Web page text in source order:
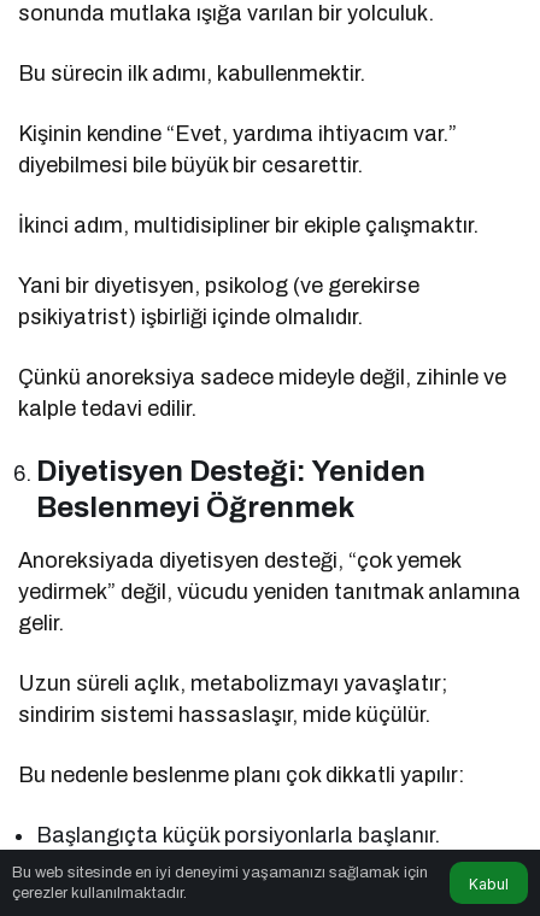
sonunda mutlaka ışığa varılan bir yolculuk.
Bu sürecin ilk adımı, kabullenmektir.
Kişinin kendine “Evet, yardıma ihtiyacım var.”
diyebilmesi bile büyük bir cesarettir.
İkinci adım, multidisipliner bir ekiple çalışmaktır.
Yani bir diyetisyen, psikolog (ve gerekirse
psikiyatrist) işbirliği içinde olmalıdır.
Çünkü anoreksiya sadece mideyle değil, zihinle ve
kalple tedavi edilir.
Diyetisyen Desteği: Yeniden
Beslenmeyi Öğrenmek
Anoreksiyada diyetisyen desteği, “çok yemek
yedirmek” değil, vücudu yeniden tanıtmak anlamına
gelir.
Uzun süreli açlık, metabolizmayı yavaşlatır;
sindirim sistemi hassaslaşır, mide küçülür.
Bu nedenle beslenme planı çok dikkatli yapılır:
Başlangıçta küçük porsiyonlarla başlanır.
Vücut yeniden sindirime alıştıkça öğünler yavaş
Bu web sitesinde en iyi deneyimi yaşamanızı sağlamak için
çerezler kullanılmaktadır.
Kabul